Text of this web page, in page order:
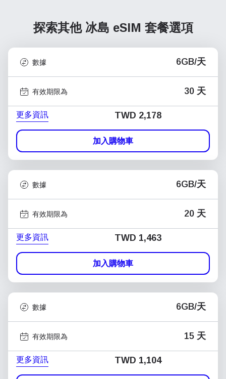
探索其他 冰島 eSIM 套餐選項
數據 6GB/天
有效期限為 30 天
更多資訊 TWD 2,178
加入購物車
數據 6GB/天
有效期限為 20 天
更多資訊 TWD 1,463
加入購物車
數據 6GB/天
有效期限為 15 天
更多資訊 TWD 1,104